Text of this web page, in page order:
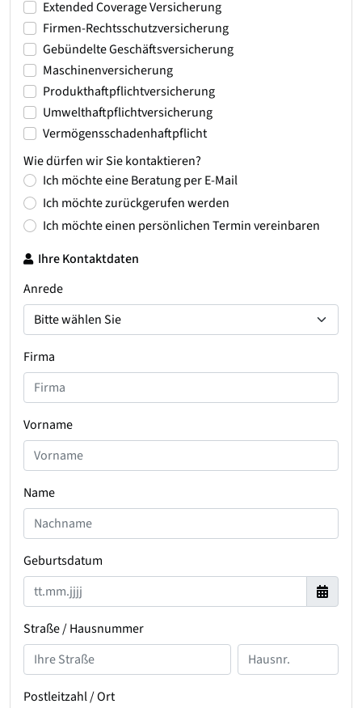
Extended Coverage Versicherung
Firmen-Rechtsschutzversicherung
Gebündelte Geschäftsversicherung
Maschinenversicherung
Produkthaftpflichtversicherung
Umwelthaftpflichtversicherung
Vermögensschadenhaftpflicht
Wie dürfen wir Sie kontaktieren?
Ich möchte eine Beratung per E-Mail
Ich möchte zurückgerufen werden
Ich möchte einen persönlichen Termin vereinbaren
Ihre Kontaktdaten
Anrede
Firma
Vorname
Name
Geburtsdatum
Straße / Hausnummer
Postleitzahl / Ort